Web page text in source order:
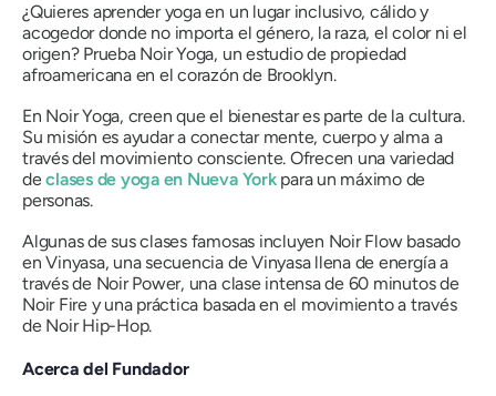
¿Quieres aprender yoga en un lugar inclusivo, cálido y
acogedor donde no importa el género, la raza, el color ni el
origen? Prueba Noir Yoga, un estudio de propiedad
afroamericana en el corazón de Brooklyn.
En Noir Yoga, creen que el bienestar es parte de la cultura.
Su misión es ayudar a conectar mente, cuerpo y alma a
través del movimiento consciente. Ofrecen una variedad
declases de yoga en Nueva Yorkpara un máximo de
personas.
Algunas de sus clases famosas incluyen Noir Flow basado
en Vinyasa, una secuencia de Vinyasa llena de energía a
través de Noir Power, una clase intensa de 60 minutos de
Noir Fire y una práctica basada en el movimiento a través
de Noir Hip-Hop.
Acerca del Fundador